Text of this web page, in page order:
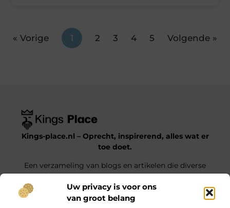
Uw privacy is voor ons
van groot belang
« Vorige 1 2 3 4 5 Volgende »
Kings-place.nl – Oprecht, inspirerend, alles wat er
toe doet.
Een verzameling van blogs en artikelen die diverse
onderwerpen uit het dagelijks leven belichten.
Onze informatie